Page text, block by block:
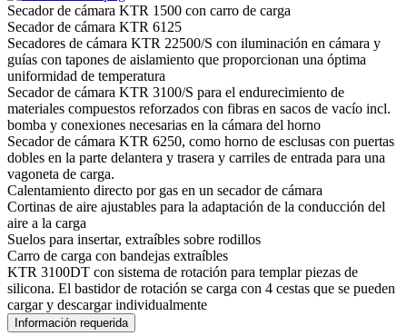
Secador de cámara KTR 1500 con carro de carga
Secador de cámara KTR 6125
Secadores de cámara KTR 22500/S con iluminación en cámara y
guías con tapones de aislamiento que proporcionan una óptima
uniformidad de temperatura
Secador de cámara KTR 3100/S para el endurecimiento de
materiales compuestos reforzados con fibras en sacos de vacío incl.
bomba y conexiones necesarias en la cámara del horno
Secador de cámara KTR 6250, como horno de esclusas con puertas
dobles en la parte delantera y trasera y carriles de entrada para una
vagoneta de carga.
Calentamiento directo por gas en un secador de cámara
Cortinas de aire ajustables para la adaptación de la conducción del
aire a la carga
Suelos para insertar, extraíbles sobre rodillos
Carro de carga con bandejas extraíbles
KTR 3100DT con sistema de rotación para templar piezas de
silicona. El bastidor de rotación se carga con 4 cestas que se pueden
cargar y descargar individualmente
Información requerida